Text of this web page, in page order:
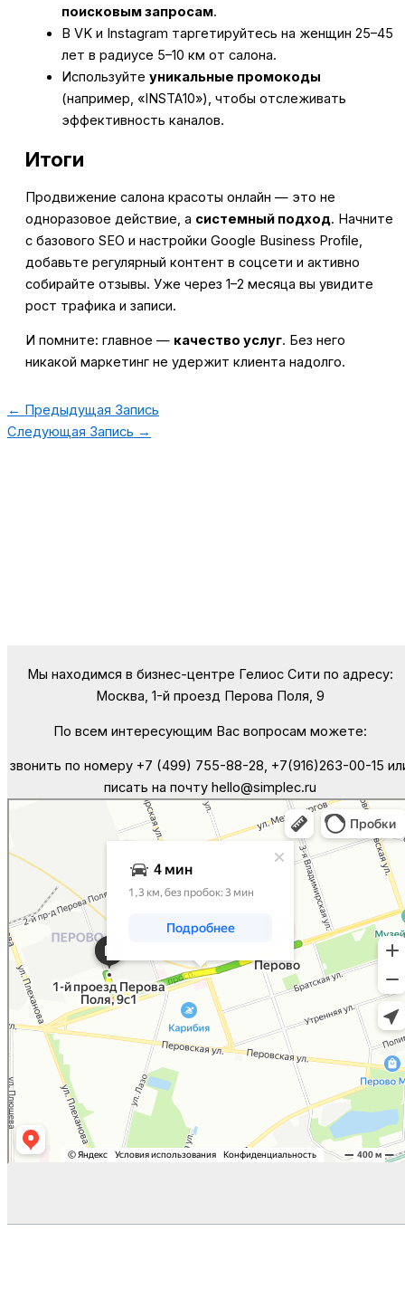
поисковым запросам.
В VK и Instagram таргетируйтесь на женщин 25–45
лет в радиусе 5–10 км от салона.
Используйте уникальные промокоды
(например, «INSTA10»), чтобы отслеживать
эффективность каналов.
Итоги
Продвижение салона красоты онлайн — это не
одноразовое действие, а системный подход. Начните
с базового SEO и настройки Google Business Profile,
добавьте регулярный контент в соцсети и активно
собирайте отзывы. Уже через 1–2 месяца вы увидите
рост трафика и записи.
И помните: главное — качество услуг. Без него
никакой маркетинг не удержит клиента надолго.
← Предыдущая Запись
Следующая Запись →
Мы находимся в бизнес-центре Гелиос Сити по адресу:
Москва, 1-й проезд Перова Поля, 9
По всем интересующим Вас вопросам можете:
звонить по номеру +7 (499) 755-88-28, +7(916)263-00-15
писать на почту hello@simplec.ru